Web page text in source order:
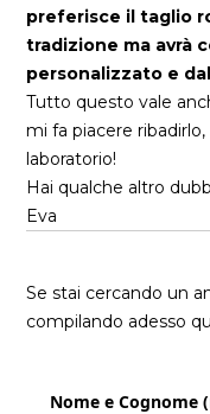
preferisce il taglio
tradizione ma avrà
personalizzato e
Tutto questo vale
mi fa piacere
laboratorio!
Hai qualche altro
Eva
Se stai cercando un
compilando adesso
Nome e Cognome